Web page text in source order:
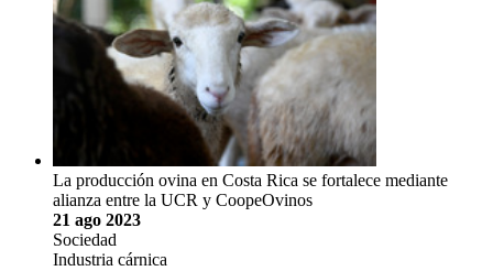
La producción ovina en Costa Rica se fortalece mediante
alianza entre la UCR y CoopeOvinos
21 ago 2023
Sociedad
Industria cárnica